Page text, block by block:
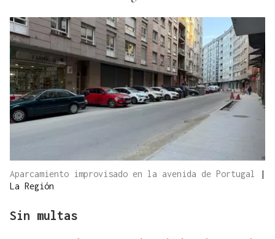
Aparcamiento improvisado en la avenida de Portugal
|
La Región
Sin multas